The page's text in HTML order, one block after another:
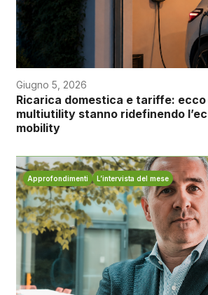
Giugno 5, 2026
Ricarica domestica e tariffe: ecco
multiutility stanno ridefinendo
mobility
Approfondimenti L’intervista del mese